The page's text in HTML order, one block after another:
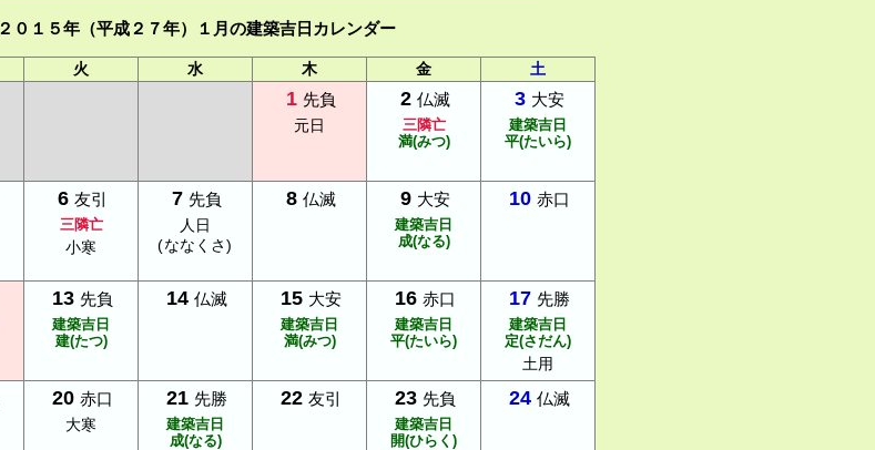
２０１５年（平成２７年）１月の建築吉日カレンダー
火 水 木 金 土
1 先負
元日
2 仏滅
三隣亡
満(みつ)
3 大安
建築吉日
平(たいら)
6 友引
三隣亡
小寒
7 先負
人日
(ななくさ)
8 仏滅 9 大安
建築吉日
成(なる)
10 赤口
13 先負
建築吉日
建(たつ)
14 仏滅 15 大安
建築吉日
満(みつ)
16 赤口
建築吉日
平(たいら)
17 先勝
建築吉日
定(さだん)
土用
20 赤口
大寒
21 先勝
建築吉日
成(なる)
22 友引 23 先負
建築吉日
開(ひらく)
24 仏滅